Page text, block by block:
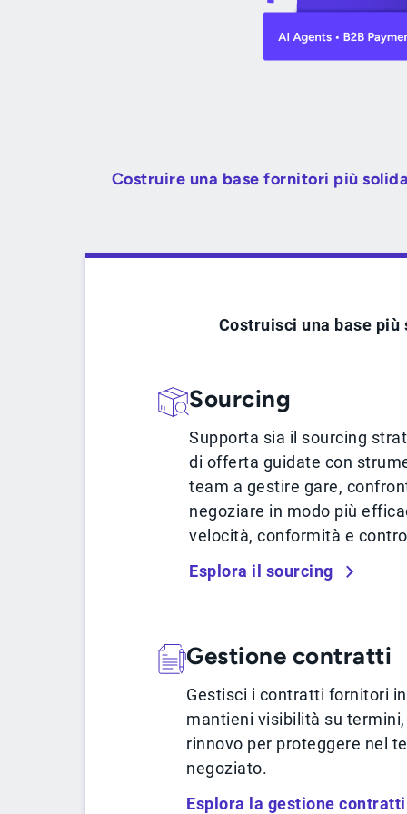
Costruire una base fornitori più solida
Costruisci una base
Sourcing
Supporta sia il sourcing
di offerta guidate con
team a gestire gare,
negoziare in modo più
velocità, conformità e
Esplora il sourcing
Gestione contratti
Gestisci i contratti fornitori
mantieni visibilità su
rinnovo per proteggere nel
negoziato.
Esplora la gestione contratti